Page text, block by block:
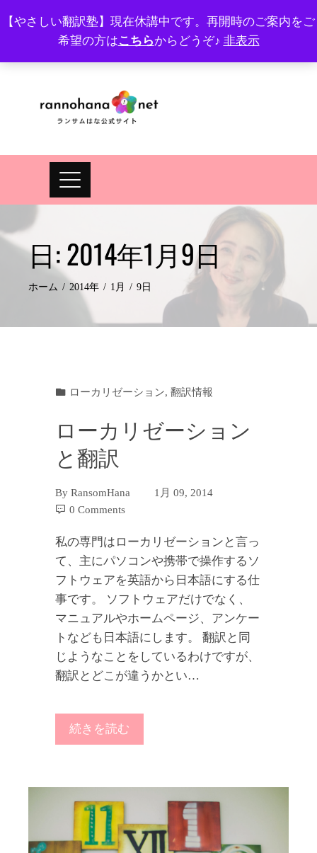
【やさしい翻訳塾】現在休講中です。再開時のご案内をご
希望の方はこちらからどうぞ♪ 非表示
プロフィール FAQ Site map JA EN
日:2014年1月9日
ホーム 2014年 1月 9日
ローカリゼーション,翻訳情報
ローカリゼーション
と翻訳
ByRansomHana
1月 09, 2014
0 Comments
私の専門はローカリゼーションと言っ
て、主にパソコンや携帯で操作するソ
フトウェアを英語から日本語にする仕
事です。 ソフトウェアだけでなく、
マニュアルやホームページ、アンケー
トなども日本語にします。 翻訳と同
じようなことをしているわけですが、
翻訳とどこが違うかとい…
続きを読む